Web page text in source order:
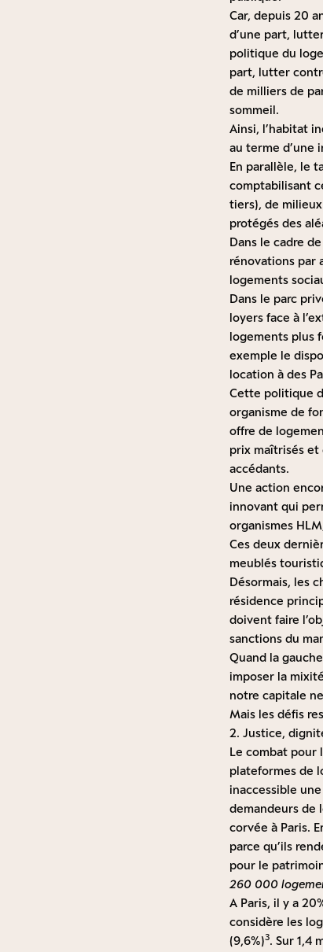
Car, depuis 20
d’une part,
politique du
part, lutter
de milliers de
sommeil.
Ainsi, l’habitat
au terme d’une
En parallèle, le
comptabilisant
tiers), de
protégés des
Dans le cadre
rénovations par
logements
Dans le parc
loyers face à
logements plus
exemple le
location à des
Cette politique
organisme de
offre de
prix maîtrisés et
accédants.
Une action
innovant qui
organismes
Ces deux
meublés
Désormais, les
résidence
doivent faire
sanctions du
Quand la
imposer la
notre capitale
Mais les défis
2. Justice,
Le combat pour
plateformes de
inaccessible
demandeurs de
corvée à Paris.
parce qu’ils
pour le
260 000
A Paris, il y a
considère les
(9,6%)3. Sur 1,4